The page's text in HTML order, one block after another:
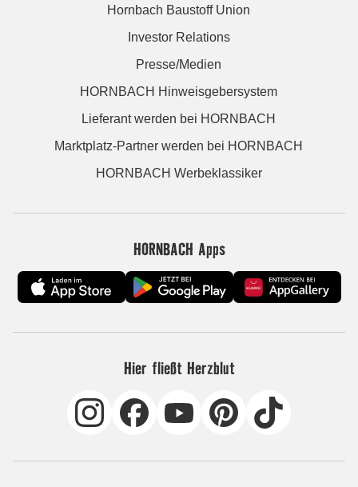
Hornbach Baustoff Union
Investor Relations
Presse/Medien
HORNBACH Hinweisgebersystem
Lieferant werden bei HORNBACH
Marktplatz-Partner werden bei HORNBACH
HORNBACH Werbeklassiker
HORNBACH Apps
Hier fließt Herzblut